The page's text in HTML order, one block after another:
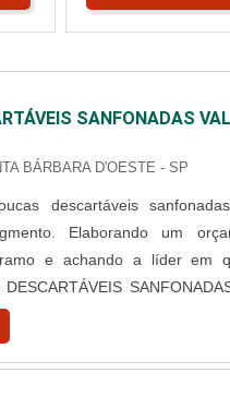
SANFONADAS
BÁRBARA D'OESTE - SP
descartáveis
Elaborando um
e achando a líder em
sanfonadas valor em uma
Best Fabril. Com grande
e campo ...